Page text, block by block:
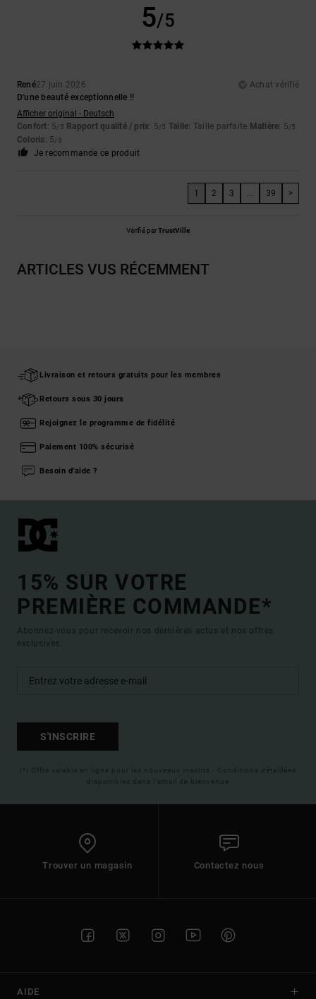
5/5
René27 juin 2026
Achat vérifié
D'une beauté exceptionnelle !!
Afficher original - Deutsch
Confort: 5/5 Rapport qualité / prix: 5/5 Taille: Taille parfaite Matière: 5/5
Coloris: 5/5
Je recommande ce produit
1 2 3 39 >
Vérifié parTrustVille
ARTICLES VUS RÉCEMMENT
Livraison et retours gratuits pour les membres
Retours sous 30 jours
Rejoignez le programme de fidélité
Paiement 100% sécurisé
Besoin d'aide ?
15% SUR VOTRE
PREMIÈRE COMMANDE*
Abonnez-vous pour recevoir nos dernières actus et nos offres
exclusives.
S'INSCRIRE
(*) Offre valable en ligne pour les nouveaux inscrits - Conditions détaillées
disponibles dans l'email de bienvenue
Trouver un magasin Contactez nous
AIDE